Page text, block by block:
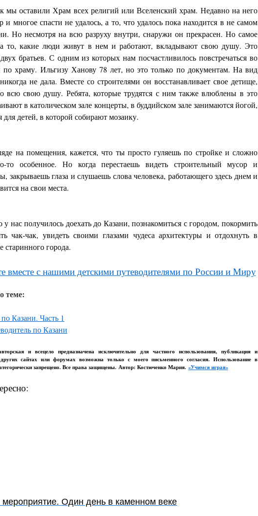
мы оставили Храм всех религий или Вселенский храм. Недавно на него
и многое спасти не удалось, а то, что удалось пока находится в не самом
Но несмотря на всю разруху внутри, снаружи он прекрасен. Но самое
а то, какие люди живут в нем и работают, вкладывают свою душу. Это
братьев. С одним из которых нам посчастливилось повстречаться во
по храму. Ильгизу Ханову 78 лет, но это только по документам. На вид
не дала. Вместе со строителями он восстанавливает свое детище,
всю свою душу. Ребята, которые трудятся с ним также влюблены в это
в католическом зале концерты, в буддийском зале занимаются йогой,
для детей, в которой собирают мозаику.
на помещения, кажется, что ты просто гуляешь по стройке и сложно
то особенное. Но когда перестаешь видеть строительный мусор и
закрываешь глаза и слушаешь слова человека, работающего здесь днем и
на свои места.
у нас получилось доехать до Казани, познакомиться с городом, покормить
чак-чак, увидеть своими глазами чудеса архитектуры и отдохнуть в
города.
вместе с нашими детскими путеводителями по России и Миру
теме:
Казани. Часть 1
по Казани
и всецело предназначена исключительно для частного использования, публикация и
сайтах или форумах возможна только с моего письменного согласия. Использование в
запрещено. Все права защищены. Автор: Костюченко Мария. «Учимся играя»
мероприятие. Один день в каменном веке